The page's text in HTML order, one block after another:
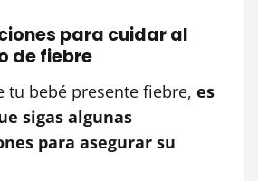
para cuidar al
de fiebre
tu bebé presente fiebre, es
sigas algunas
para asegurar su